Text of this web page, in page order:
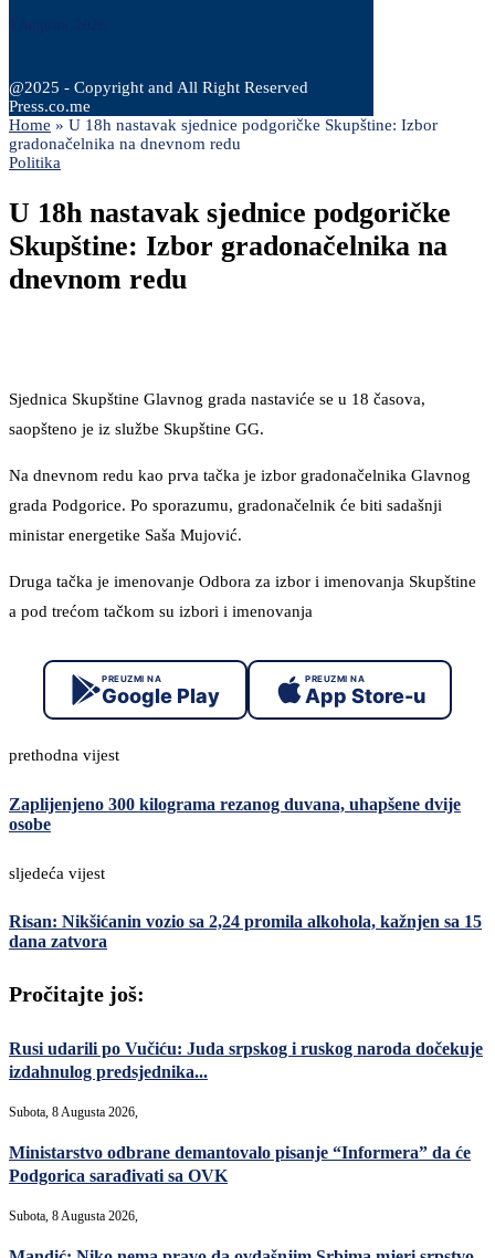
@2025 - Copyright and All Right Reserved
Press.co.me
Home » U 18h nastavak sjednice podgoričke Skupštine: Izbor
gradonačelnika na dnevnom redu
Politika
U 18h nastavak sjednice podgoričke
Skupštine: Izbor gradonačelnika na
dnevnom redu
Sjednica Skupštine Glavnog grada nastaviće se u 18 časova,
saopšteno je iz službe Skupštine GG.
Na dnevnom redu kao prva tačka je izbor gradonačelnika Glavnog
grada Podgorice. Po sporazumu, gradonačelnik će biti sadašnji
ministar energetike Saša Mujović.
Druga tačka je imenovanje Odbora za izbor i imenovanja Skupštine
a pod trećom tačkom su izbori i imenovanja
PREUZMI NA
Google Play
PREUZMI NA
App Store-u
prethodna vijest
Zaplijenjeno 300 kilograma rezanog duvana, uhapšene dvije
osobe
sljedeća vijest
Risan: Nikšićanin vozio sa 2,24 promila alkohola, kažnjen sa 15
dana zatvora
Pročitajte još:
Rusi udarili po Vučiću: Juda srpskog i ruskog naroda dočekuje
izdahnulog predsjednika...
Subota, 8 Augusta 2026,
Ministarstvo odbrane demantovalo pisanje “Informera” da će
Podgorica sarađivati sa OVK
Subota, 8 Augusta 2026,